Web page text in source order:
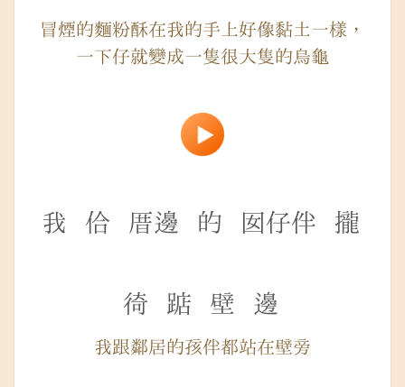
冒煙的麵粉酥在我的手上好像黏土一樣，
一下仔就變成一隻很大隻的烏龜
我 佮 厝邊 的 囡仔伴 攏
徛 踮 壁 邊
我跟鄰居的孩伴都站在壁旁